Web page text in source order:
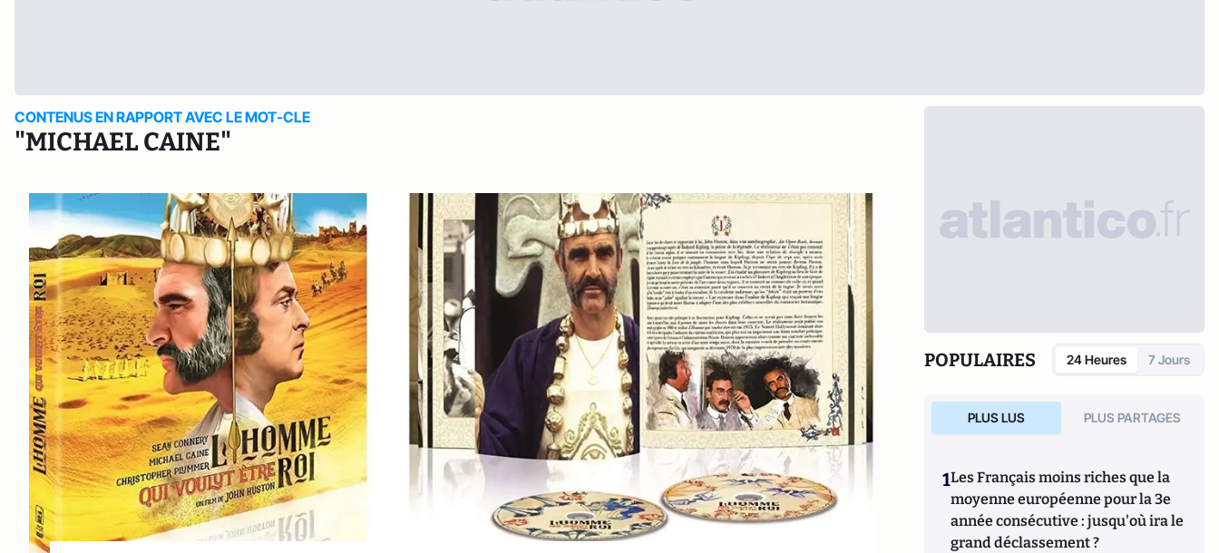
CONTENUS EN RAPPORT AVEC LE MOT-CLE
"MICHAEL CAINE"
POPULAIRES 24 Heures 7 Jours
PLUS LUS PLUS PARTAGES
1Les Français moins riches que la
moyenne européenne pour la 3e
année consécutive : jusqu'où ira le
grand déclassement ?